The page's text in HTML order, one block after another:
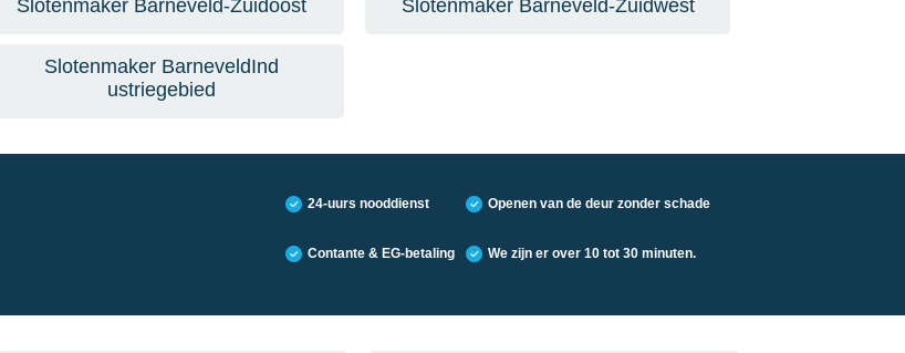
Slotenmaker Barneveld-Zuidoost Slotenmaker Barneveld-Zuidwest
Slotenmaker BarneveldInd
ustriegebied
24-uurs nooddienst
Contante & EG-betaling
Openen van de deur zonder schade
We zijn er over 10 tot 30 minuten.